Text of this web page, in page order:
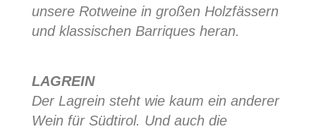
unsere Rotweine in großen Holzfässern
und klassischen Barriques heran.
LAGREIN
Der Lagrein steht wie kaum ein anderer
Wein für Südtirol. Und auch die